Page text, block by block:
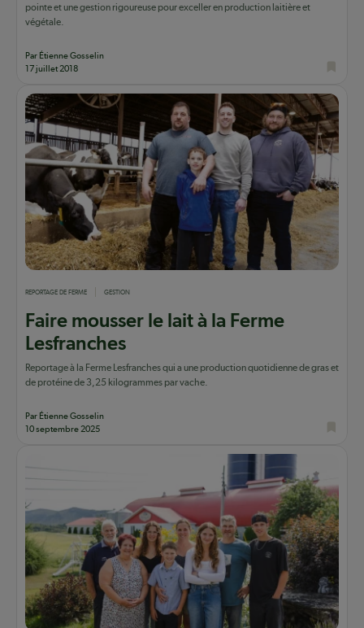
pointe et une gestion rigoureuse pour exceller en production laitière et
végétale.
Par Étienne Gosselin
17 juillet 2018
REPORTAGE DE FERME GESTION
Faire mousser le lait à la Ferme
Lesfranches
Reportage à la Ferme Lesfranches qui a une production quotidienne de gras et
de protéine de 3,25 kilogrammes par vache.
Par Étienne Gosselin
10 septembre 2025